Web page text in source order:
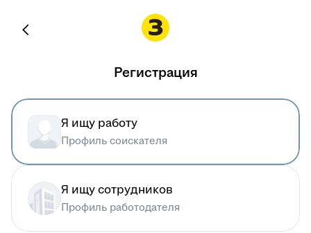
Регистрация
Я ищу работу
Профиль соискателя
Я ищу сотрудников
Профиль работодателя